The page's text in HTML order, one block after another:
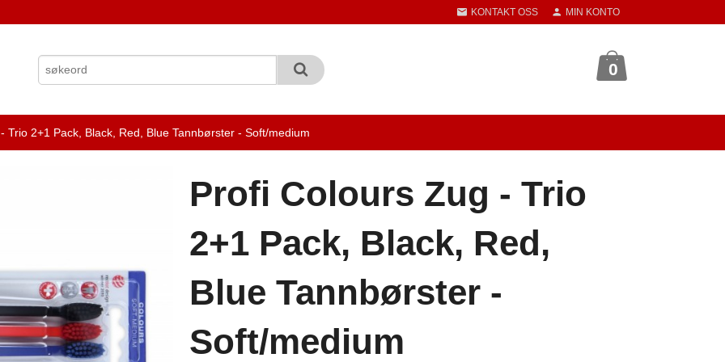
KONTAKT OSS MIN KONTO
0
Trio 2+1 Pack, Black, Red, Blue Tannbørster - Soft/medium
Profi Colours Zug - Trio
2+1 Pack, Black, Red,
Blue Tannbørster -
Soft/medium